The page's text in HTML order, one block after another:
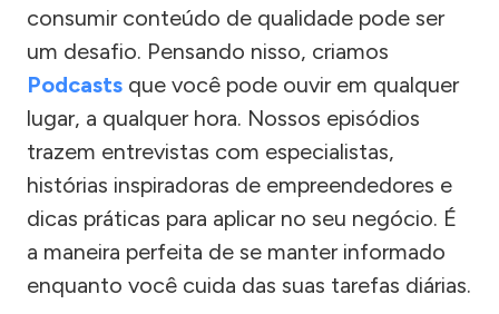
consumir conteúdo de qualidade pode ser
um desafio. Pensando nisso, criamos
Podcasts que você pode ouvir em qualquer
lugar, a qualquer hora. Nossos episódios
trazem entrevistas com especialistas,
histórias inspiradoras de empreendedores e
dicas práticas para aplicar no seu negócio. É
a maneira perfeita de se manter informado
enquanto você cuida das suas tarefas diárias.